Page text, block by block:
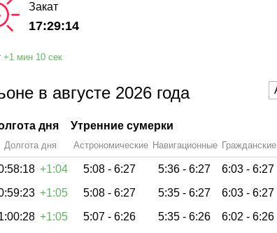
Закат
17:29:14
+1 мин 10 сек
в августе 2026 года
дня Утренние сумерки
Долгота дня Астрономические Навигационные Гражданские
+1:04 5:08 - 6:27 5:36 - 6:27 6:03 - 6:27
+1:05 5:08 - 6:27 5:35 - 6:27 6:03 - 6:27
+1:05 5:07 - 6:26 5:35 - 6:26 6:02 - 6:26